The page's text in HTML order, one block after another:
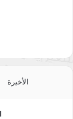
الأخيرة